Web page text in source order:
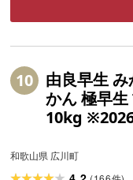
10
由良早生
かん 極早
10kg
//goku
和歌山県 広川町